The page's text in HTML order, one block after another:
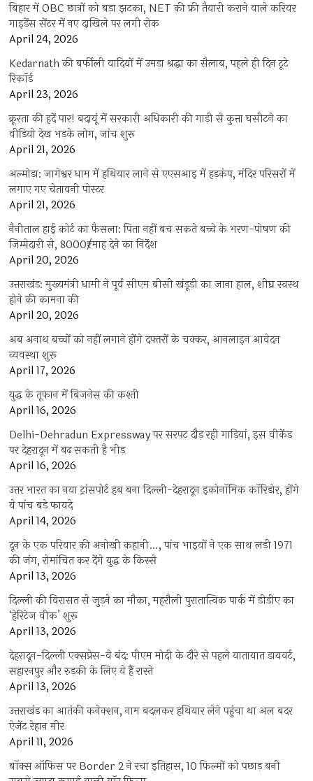
बिहार में OBC छात्रों को बड़ा झटका, NET की फ्री तैयारी कराने वाले करियर
गाइडेंस सेंटर में नए दाखिले पर लगी रोक
April 24, 2026
Kedarnath की बर्फीली वादियों में उमड़ा श्रद्धा का सैलाब, पहले ही दिन टूटे
रिकॉर्ड
April 23, 2026
क्रूरता की हदें पार! बदायूं में सरकारी अधिकारी की गाड़ी से कुत्ता घसीटने का
वीडियो देख भड़के लोग, जांच शुरू
April 21, 2026
अल्मोड़ा: जागेश्वर धाम में हथियार लाने से एएसआइ में हड़कंप, मंदिर परिसरों में
लगाए गए चेतावनी पोस्टर
April 21, 2026
नैनीताल हाई कोर्ट का फैसला: पिता नहीं बच सकते बच्चे के भरण-पोषण की
जिम्मेदारी से, 8000₹/माह देने का निर्देश
April 20, 2026
उत्तराखंड: मुख्यमंत्री धामी ने पूर्व सीएम बीसी खंडूड़ी का जाना हाल, शीघ्र स्वस्थ
होने की कामना की
April 20, 2026
अब अनाथ बच्चों को नहीं लगाने होंगे दफ्तरों के चक्कर, आनलाइन आवेदन
व्यवस्था शुरू
April 17, 2026
युद्ध के तूफान में बिजनेस की कश्ती
April 16, 2026
Delhi-Dehradun Expressway पर सरपट दौड़ रही गाड़ियां, इस वीकेंड
पर देहरादून में बढ़ सकती है भीड़
April 16, 2026
उत्तर भारत का नया ट्रांसपोर्ट हब बना दिल्ली-देहरादून इकोनॉमिक कॉरिडोर, होंगे
ये पांच बड़े फायदे
April 14, 2026
दून के एक परिवार की अनोखी कहानी…, पांच भाइयों ने एक साथ लड़ी 1971
की जंग, रोमांचित कर देंगे युद्ध के किस्से
April 13, 2026
दिल्ली की विरासत से जुड़ने का मौका, महरौली पुरातात्विक पार्क में डीडीए का
‘हेरिटेज वीक’ शुरू
April 13, 2026
देहरादून-दिल्ली एक्सप्रेस-वे बंद: पीएम मोदी के दौरे से पहले यातायात डायवर्ट,
सहारनपुर और रुड़की के लिए ये हैं रास्ते
April 13, 2026
उत्तराखंड का आतंकी कनेक्शन, नाम बदलकर हथियार लेने पहुंचा था अल बदर
ऐजेंट रेहान मीर
April 11, 2026
बॉक्स ऑफिस पर Border 2 ने रचा इतिहास, 10 फिल्मों को पछाड़ बनी